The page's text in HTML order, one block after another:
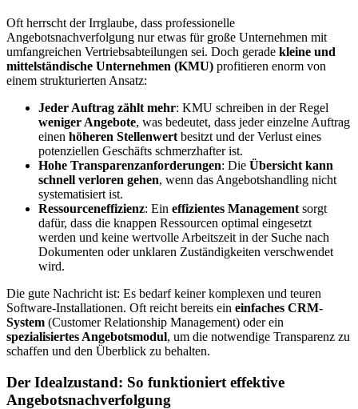
Oft herrscht der Irrglaube, dass professionelle
Angebotsnachverfolgung nur etwas für große Unternehmen mit
umfangreichen Vertriebsabteilungen sei. Doch gerade kleine und
mittelständische Unternehmen (KMU) profitieren enorm von
einem strukturierten Ansatz:
Jeder Auftrag zählt mehr: KMU schreiben in der Regel
weniger Angebote, was bedeutet, dass jeder einzelne Auftrag
einen höheren Stellenwert besitzt und der Verlust eines
potenziellen Geschäfts schmerzhafter ist.
Hohe Transparenzanforderungen: Die Übersicht kann
schnell verloren gehen, wenn das Angebotshandling nicht
systematisiert ist.
Ressourceneffizienz: Ein effizientes Management sorgt
dafür, dass die knappen Ressourcen optimal eingesetzt
werden und keine wertvolle Arbeitszeit in der Suche nach
Dokumenten oder unklaren Zuständigkeiten verschwendet
wird.
Die gute Nachricht ist: Es bedarf keiner komplexen und teuren
Software-Installationen. Oft reicht bereits ein einfaches CRM-
System (Customer Relationship Management) oder ein
spezialisiertes Angebotsmodul, um die notwendige Transparenz zu
schaffen und den Überblick zu behalten.
Der Idealzustand: So funktioniert effektive
Angebotsnachverfolgung